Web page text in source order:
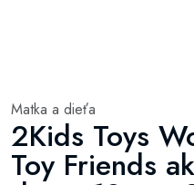
Matka a dieťa
2Kids Toys
Toy Friends